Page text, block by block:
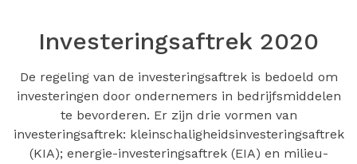
Investeringsaftrek 2020
De regeling van de investeringsaftrek is bedoeld om
investeringen door ondernemers in bedrijfsmiddelen
te bevorderen. Er zijn drie vormen van
investeringsaftrek: kleinschaligheidsinvesteringsaftrek
(KIA); energie-investeringsaftrek (EIA) en milieu-